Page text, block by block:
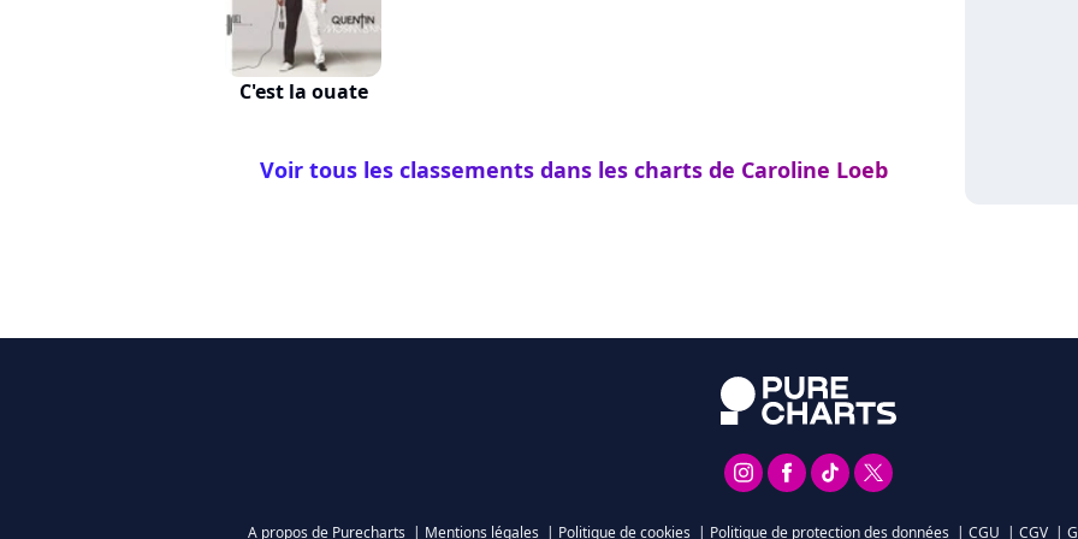
C'est la ouate
Voir tous les classements dans les charts de Caroline Loeb
A propos de Purecharts | Mentions légales | Politique de cookies | Politique de protection des données | CGU | CGV |